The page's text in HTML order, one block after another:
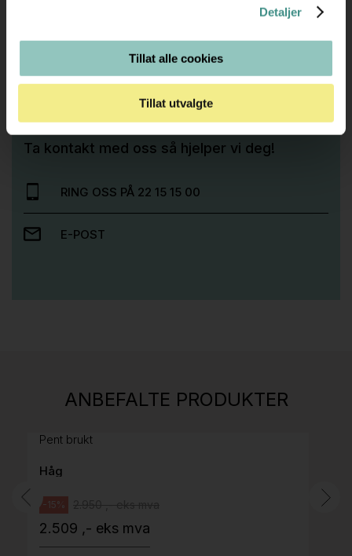
Detaljer
Tillat alle cookies
Tillat utvalgte
Trenger du hjelp med et større kjøp eller
prosjekt?
Ta kontakt med oss så hjelper vi deg!
RING OSS PÅ 22 15 15 00
E-POST
ANBEFALTE PRODUKTER
H05 5600 Swingback-armlene Mørk
Pent brukt
Håg
-15%
2.509 ,- eks mva